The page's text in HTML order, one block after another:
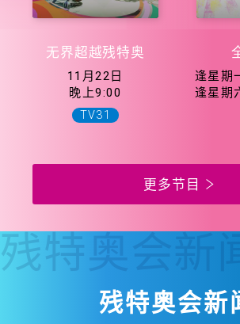
无界超越残特奥
11月22日
晚上9:00
TV31
逢星期
逢星期
更多节目
残特奥会新
残特奥会